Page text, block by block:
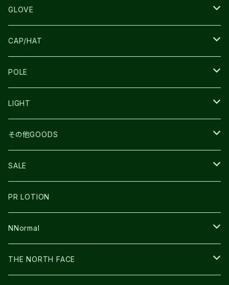
SALOMON
LA SPORTIVA
TECNICA
TOPO
BEACH WALK
ULTIMATE DIRECTION
NNormal
COMPRESSPORT
ULTRASPIRE
LA SPORTIVA
RUN AMOK
NNormal
DRYMAX
ULTIMATE DIRECTIN
R×L
GLOVE
SALOMON
ULTIMATE DIRECTION
R×L
UNWASTED
THE NORTH FACE
CAP/HAT
LA SPORTIVA
COMPRESSPORT
RUN AMOK
NNormal
POLE
MOUNTAIN KING
LIGHT
PETZL
ULTRASPIRE
BOOKMAN
その他GOODS
SNOWFOOT
PR LOTION
FUSION
ULTIMATE DIRECTION
SALE
SHOES
BAG
WEAR
PR LOTION
NNormal
SHOES
THE NORTH FACE